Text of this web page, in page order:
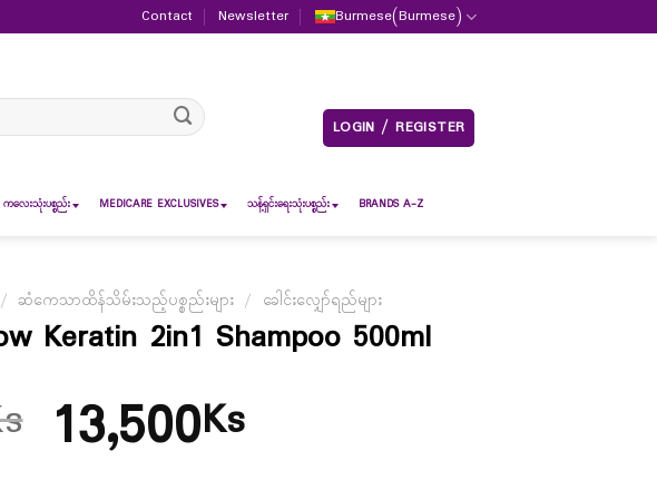
Contact Newsletter Burmese(Burmese)
LOGIN / REGISTER
ကလေးသုံးပစ္စည်း MEDICARE EXCLUSIVES သန့်ရှင်းရေးသုံးပစ္စည်း BRANDS A-Z
/ ဆံကေသာထိန်သိမ်းသည့်ပစ္စည်းများ / ခေါင်းလျှော်ရည်များ
Keratin 2in1 Shampoo 500ml
13,500Ks